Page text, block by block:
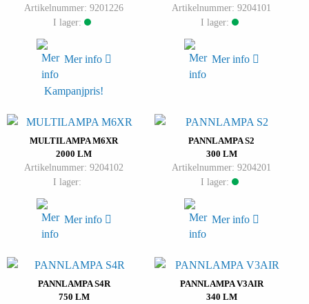
Artikelnummer: 9201226
I lager:
Mer info
Kampanjpris!
Artikelnummer: 9204101
I lager:
Mer info
MULTILAMPA M6XR
2000 LM
Artikelnummer: 9204102
I lager:
Mer info
PANNLAMPA S2
300 LM
Artikelnummer: 9204201
I lager:
Mer info
PANNLAMPA S4R
750 LM
PANNLAMPA V3AIR
340 LM